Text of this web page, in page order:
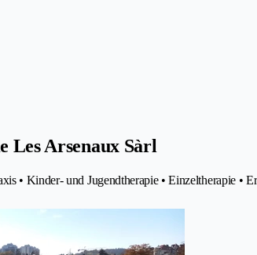
Les Arsenaux Sàrl
• Kinder- und Jugendtherapie • Einzeltherapie •